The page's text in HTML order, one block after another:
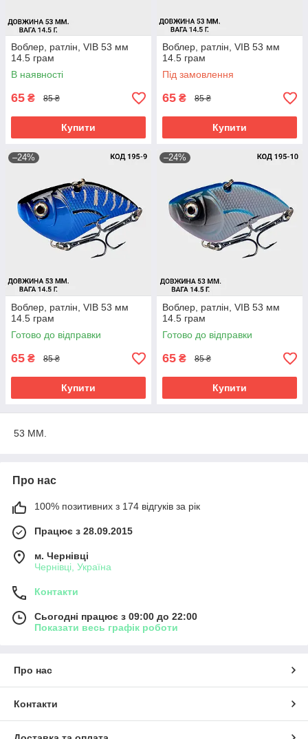
Воблер, ратлін, VIB 53 мм
14.5 грам
В наявності
65 ₴ 85 ₴
Купити
Воблер, ратлін, VIB 53 мм
14.5 грам
Під замовлення
65 ₴ 85 ₴
Купити
–24%
Воблер, ратлін, VIB 53 мм
14.5 грам
Готово до відправки
65 ₴ 85 ₴
Купити
–24%
Воблер, ратлін, VIB 53 мм
14.5 грам
Готово до відправки
65 ₴ 85 ₴
Купити
53 ММ.
Про нас
100% позитивних з 174 відгуків за рік
Працює з 28.09.2015
м. Чернівці
Чернівці, Україна
Контакти
Сьогодні працює з 09:00 до 22:00
Показати весь графік роботи
Про нас
Контакти